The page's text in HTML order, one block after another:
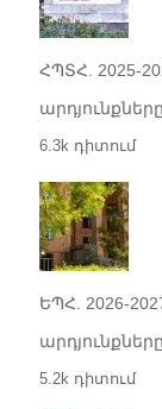
ՀՊՏՀ. 2025-
արդյունքները
6.3k դիտում
ԵՊՀ. 2026-
արդյունքները
5.2k դիտում